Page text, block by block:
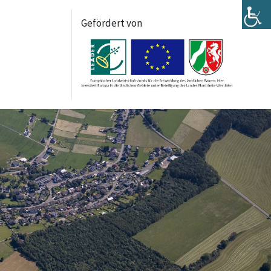
Gefördert von